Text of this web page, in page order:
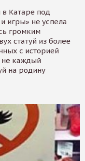
в Катаре под
игры» не успела
громким
статуй из более
с историей
не каждый
на родину